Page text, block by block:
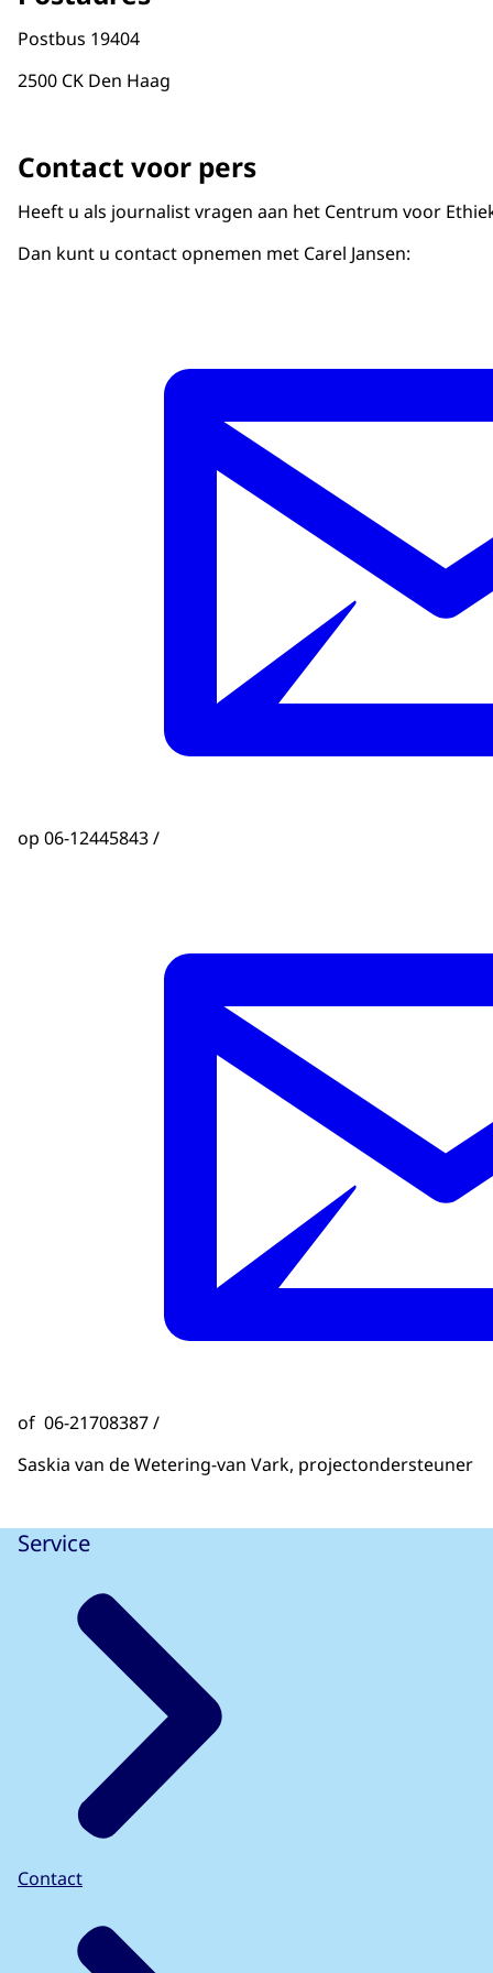
Na ca. 100 meter vindt u aan de linkerzijde
Neem de afslag Den Haag centrum (afrit 2)
Rijd aan het einde van de afslag rechtdoor de
Na ca. 100 meter vindt u aan de linkerzijde
Postbus 19404
2500 CK Den Haag
Contact voor pers
Heeft u als journalist vragen aan het Centrum voor
Dan kunt u contact opnemen met Carel Jansen:
op 06-12445843 /
of 06-21708387 /
Saskia van de Wetering-van Vark, projectondersteuner
Service
Contact